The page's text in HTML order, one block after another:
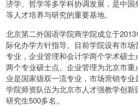
济学、哲学等多学科协调发展，是中
等人才培养与研究的重要基地。
北京第二外国语学院商学院成立于
际化办学方针指导。目前学院设有市
专业，企业管理和会计学两个学术硕
两个专业硕士点。企业管理为北京市
业是国家级双一流专业，市场营销专
学院师资队伍为北京市人才强教学创
研究生500多名。